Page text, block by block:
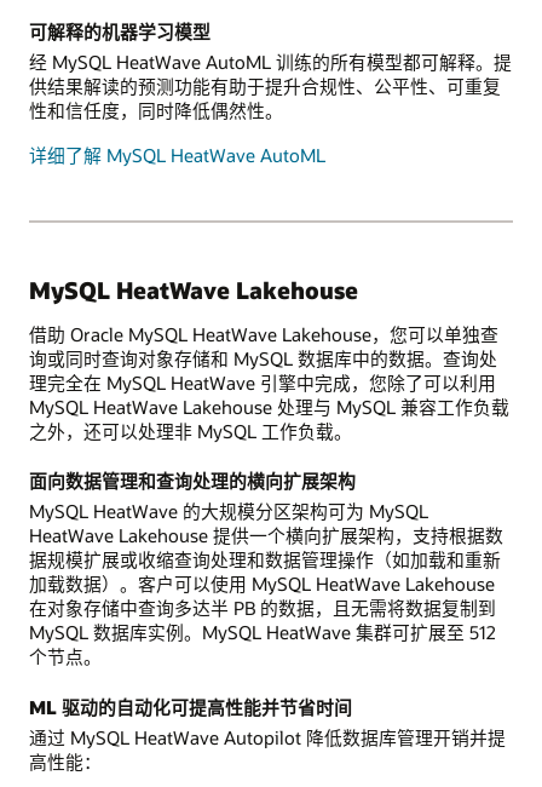
可解释的机器学习模型
经 MySQL HeatWave AutoML 训练的所有模型都可解释。提
供结果解读的预测功能有助于提升合规性、公平性、可重复
性和信任度，同时降低偶然性。
详细了解 MySQL HeatWave AutoML
MySQL HeatWave Lakehouse
借助 Oracle MySQL HeatWave Lakehouse，您可以单独查
询或同时查询对象存储和 MySQL 数据库中的数据。查询处
理完全在 MySQL HeatWave 引擎中完成，您除了可以利用
MySQL HeatWave Lakehouse 处理与 MySQL 兼容工作负载
之外，还可以处理非 MySQL 工作负载。
面向数据管理和查询处理的横向扩展架构
MySQL HeatWave 的大规模分区架构可为 MySQL
HeatWave Lakehouse 提供一个横向扩展架构，支持根据数
据规模扩展或收缩查询处理和数据管理操作（如加载和重新
加载数据）。客户可以使用 MySQL HeatWave Lakehouse
在对象存储中查询多达半 PB 的数据，且无需将数据复制到
MySQL 数据库实例。MySQL HeatWave 集群可扩展至 512
个节点。
ML 驱动的自动化可提高性能并节省时间
通过 MySQL HeatWave Autopilot 降低数据库管理开销并提
高性能：